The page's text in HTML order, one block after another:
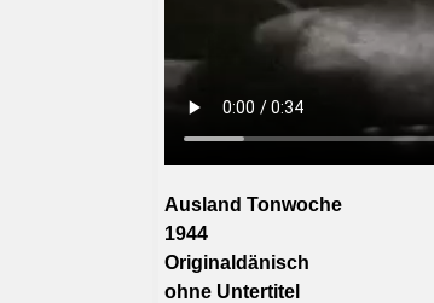
Ausland Tonwoche
1944
Originaldänisch
ohne Untertitel